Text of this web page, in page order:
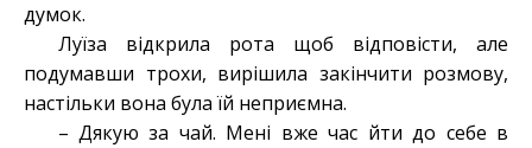
думок.
Луїза відкрила рота щоб відповісти, але
подумавши трохи, вирішила закінчити розмову,
настільки вона була їй неприємна.
– Дякую за чай. Мені вже час йти до себе в